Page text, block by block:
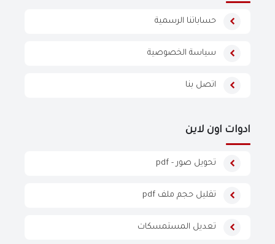
حساباتنا الرسمية
سياسة الخصوصية
اتصل بنا
ادوات اون لاين
تحويل صور - pdf
تقليل حجم ملف pdf
تعديل المستمسكات